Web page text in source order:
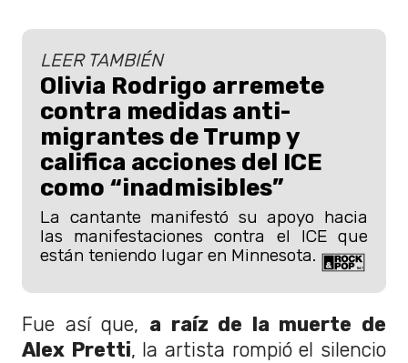
LEER TAMBIÉN
Olivia Rodrigo arremete
contra medidas anti-
migrantes de Trump y
califica acciones del ICE
como “inadmisibles”
La cantante manifestó su apoyo hacia
las manifestaciones contra el ICE que
están teniendo lugar en Minnesota.
Fue así que, a raíz de la muerte de
Alex Pretti, la artista rompió el silencio